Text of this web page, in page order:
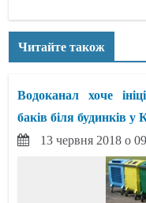
Читайте також
Водоканал хоче
баків біля будинків у
13 червня 2018 о